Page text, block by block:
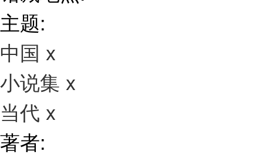
主题:
中国 x
小说集 x
当代 x
著者: